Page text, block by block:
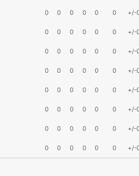
0 0 0 0 0 0 +/-
0 0 0 0 0 0 +/-
0 0 0 0 0 0 +/-
0 0 0 0 0 0 +/-
0 0 0 0 0 0 +/-
0 0 0 0 0 0 +/-
0 0 0 0 0 0 +/-
0 0 0 0 0 0 +/-